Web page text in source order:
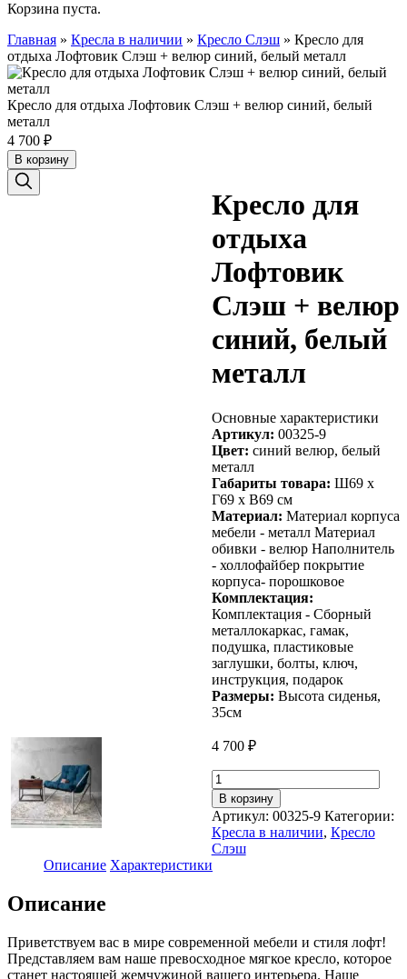
Корзина пуста.
Главная » Кресла в наличии » Кресло Слэш » Кресло для
отдыха Лофтовик Слэш + велюр синий, белый металл
Кресло для отдыха Лофтовик Слэш + велюр синий, белый
металл
4 700 ₽
В корзину
Кресло для
отдыха
Лофтовик
Слэш + велюр
синий, белый
металл
Основные характеристики
Артикул: 00325-9
Цвет: синий велюр, белый
металл
Габариты товара: Ш69 х
Г69 х В69 см
Материал: Материал корпуса
мебели - металл Материал
обивки - велюр Наполнитель
- холлофайбер покрытие
корпуса- порошковое
Комплектация:
Комплектация - Сборный
металлокаркас, гамак,
подушка, пластиковые
заглушки, болты, ключ,
инструкция, подарок
Размеры: Высота сиденья,
35см
4 700 ₽
Количество
товара
Кресло
для
отдыха
Лофтовик
Слэш
белый
металл
В корзину
Артикул: 00325-9 Категории:
Кресла в наличии, Кресло
Слэш
Описание Характеристики
Описание
Приветствуем вас в мире современной мебели и стиля лофт!
Представляем вам наше превосходное мягкое кресло, которое
станет настоящей жемчужиной вашего интерьера. Наше